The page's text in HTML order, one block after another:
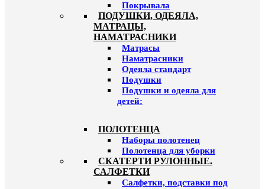
Покрывала
ПОДУШКИ, ОДЕЯЛА,
МАТРАЦЫ,
НАМАТРАСНИКИ
Матрасы
Наматрасники
Одеяла стандарт
Подушки
Подушки и одеяла для
детей:
ПОЛОТЕНЦА
Наборы полотенец
Полотенца для уборки
СКАТЕРТИ РУЛОННЫЕ.
САЛФЕТКИ
Салфетки, подставки под